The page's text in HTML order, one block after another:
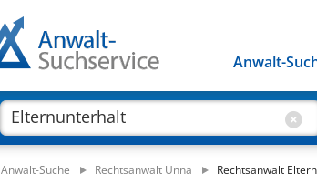
Anwalt-
Anwalt-Suche Rechtsanwalt Unna Rechtsanwalt